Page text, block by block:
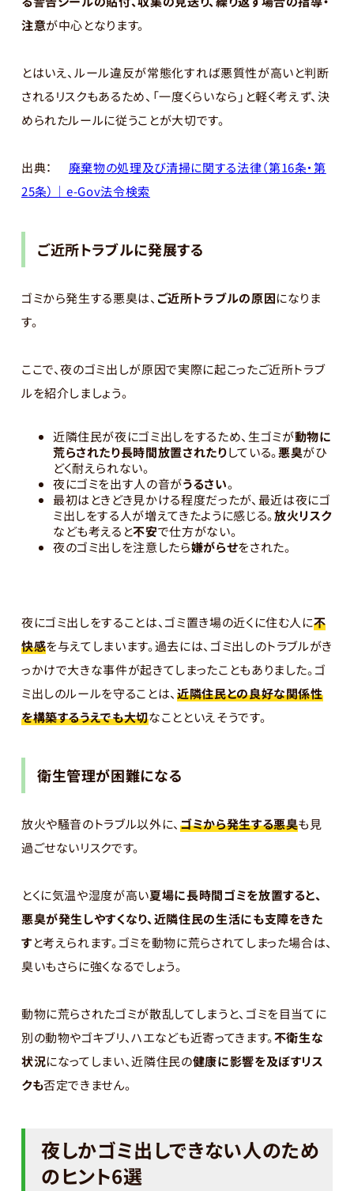
注意が中心となります。
とはいえ、ルール違反が常態化すれば悪質性が高いと判断
されるリスクもあるため、「一度くらいなら」と軽く考えず、決
められたルールに従うことが大切です。
出典：
廃棄物の処理及び清掃に関する法律（第16条・第
25条）｜e-Gov法令検索
ご近所トラブルに発展する
ゴミから発生する悪臭は、 ご近所トラブルの原因になりま
す。
ここで、夜のゴミ出しが原因で実際に起こったご近所トラブ
ルを紹介しましょう。
近隣住民が夜にゴミ出しをするため、生ゴミが動物に
荒らされたり長時間放置されたりしている。悪臭がひ
どく耐えられない。
夜にゴミを出す人の音がうるさい。
最初はときどき見かける程度だったが、最近は夜にゴ
ミ出しをする人が増えてきたように感じる。放火リスク
なども考えると不安で仕方がない。
夜のゴミ出しを注意したら嫌がらせをされた。
夜にゴミ出しをすることは、ゴミ置き場の近くに住む人に不
快感を与えてしまいます。過去には、ゴミ出しのトラブルがき
っかけで大きな事件が起きてしまったこともありました。ゴ
ミ出しのルールを守ることは、 近隣住民との良好な関係性
を構築するうえでも大切なことといえそうです。
衛生管理が困難になる
放火や騒音のトラブル以外に、 ゴミから発生する悪臭も見
過ごせないリスクです。
とくに気温や湿度が高い夏場に長時間ゴミを放置すると、
悪臭が発生しやすくなり、近隣住民の生活にも支障をきた
すと考えられます。ゴミを動物に荒らされてしまった場合は、
臭いもさらに強くなるでしょう。
動物に荒らされたゴミが散乱してしまうと、ゴミを目当てに
別の動物やゴキブリ、ハエなども近寄ってきます。不衛生な
状況になってしまい、近隣住民の健康に影響を及ぼすリス
クも否定できません。
夜しかゴミ出しできない人のため
のヒント6選